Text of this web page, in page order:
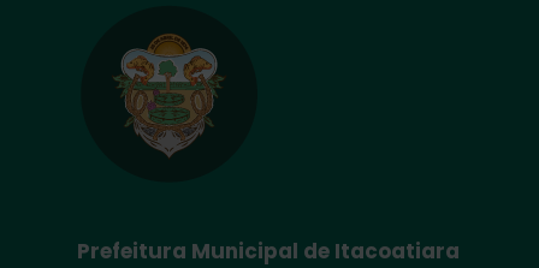
Prefeitura Municipal de Itacoatiara